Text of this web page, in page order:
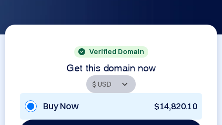
Verified Domain
Get this domain now
Buy Now $14,820.10